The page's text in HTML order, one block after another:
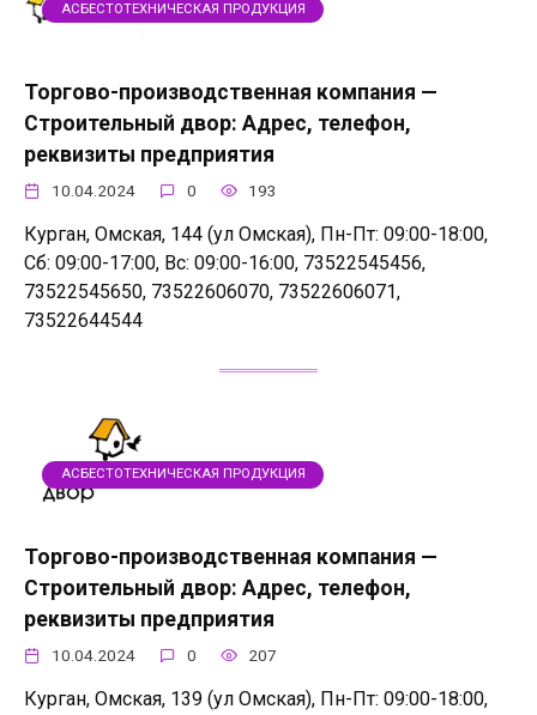
АСБЕСТОТЕХНИЧЕСКАЯ ПРОДУКЦИЯ
Торгово-производственная компания —
Строительный двор: Адрес, телефон,
реквизиты предприятия
10.04.2024 0 193
Курган, Омская, 144 (ул Омская), Пн-Пт: 09:00-18:00,
Сб: 09:00-17:00, Вс: 09:00-16:00, 73522545456,
73522545650, 73522606070, 73522606071,
73522644544
АСБЕСТОТЕХНИЧЕСКАЯ ПРОДУКЦИЯ
Торгово-производственная компания —
Строительный двор: Адрес, телефон,
реквизиты предприятия
10.04.2024 0 207
Курган, Омская, 139 (ул Омская), Пн-Пт: 09:00-18:00,